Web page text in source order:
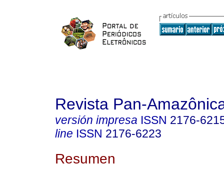
Revista Pan-
versión impresa ISSN 2176-
line ISSN 2176-6223
Resumen